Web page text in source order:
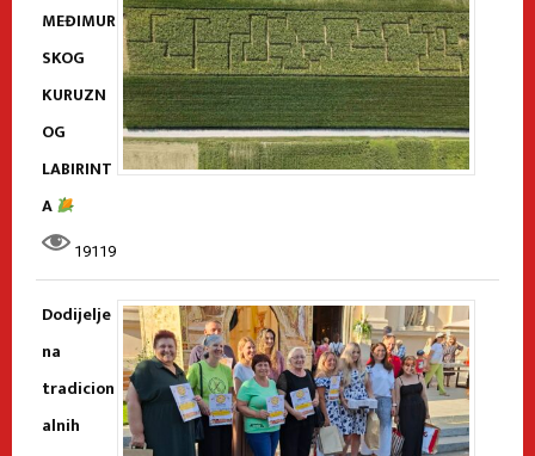
MEĐIMUR
SKOG
KURUZN
OG
LABIRINT
A
19119
Dodijelje
na
tradicion
alnih